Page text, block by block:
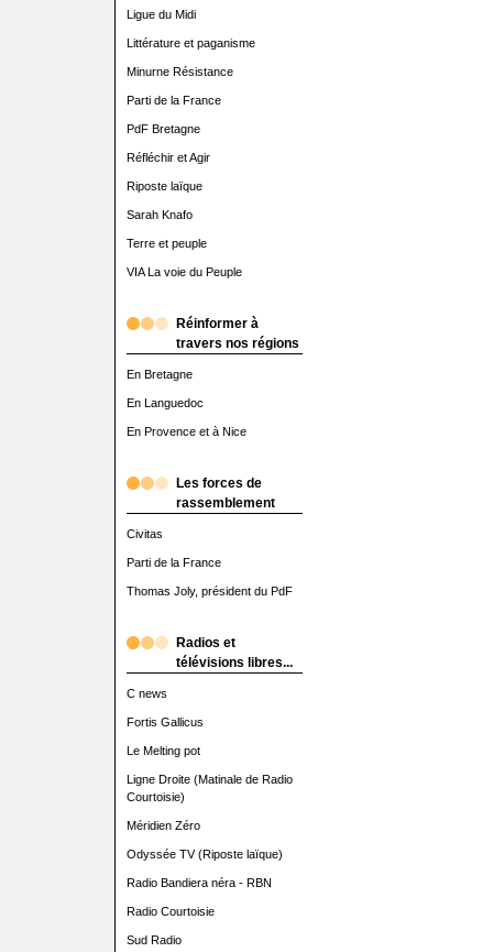
Ligue du Midi
Littérature et paganisme
Minurne Résistance
Parti de la France
PdF Bretagne
Réfléchir et Agir
Riposte laïque
Sarah Knafo
Terre et peuple
VIA La voie du Peuple
Réinformer à
travers nos régions
En Bretagne
En Languedoc
En Provence et à Nice
Les forces de
rassemblement
Civitas
Parti de la France
Thomas Joly, président du PdF
Radios et
télévisions libres...
C news
Fortis Gallicus
Le Melting pot
Ligne Droite (Matinale de Radio
Courtoisie)
Méridien Zéro
Odyssée TV (Riposte laïque)
Radio Bandiera néra - RBN
Radio Courtoisie
Sud Radio